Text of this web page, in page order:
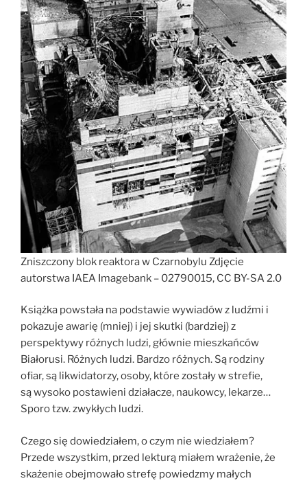
Zniszczony blok reaktora w Czarnobylu Zdjęcie
autorstwa IAEA Imagebank – 02790015, CC BY-SA 2.0
Książka powstała na podstawie wywiadów z ludźmi i
pokazuje awarię (mniej) i jej skutki (bardziej) z
perspektywy różnych ludzi, głównie mieszkańców
Białorusi. Różnych ludzi. Bardzo różnych. Są rodziny
ofiar, są likwidatorzy, osoby, które zostały w strefie,
są wysoko postawieni działacze, naukowcy, lekarze…
Sporo tzw. zwykłych ludzi.
Czego się dowiedziałem, o czym nie wiedziałem?
Przede wszystkim, przed lekturą miałem wrażenie, że
skażenie obejmowało strefę powiedzmy małych